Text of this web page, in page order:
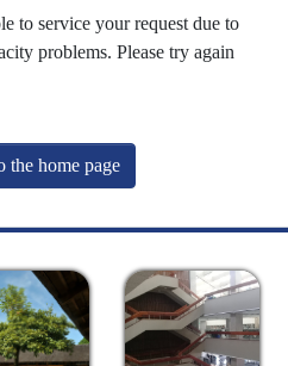
to service your request due to
problems. Please try again
the home page